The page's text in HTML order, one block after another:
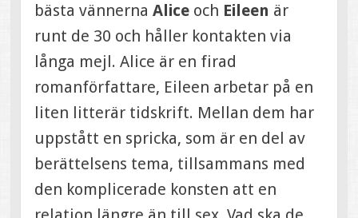
bästa vännernaAlice och Eileen är
runt de 30 och håller kontakten via
långa mejl. Alice är en firad
romanförfattare, Eileen arbetar på en
liten litterär tidskrift. Mellan dem har
uppstått en spricka, som är en del av
berättelsens tema, tillsammans med
den komplicerade konsten att en